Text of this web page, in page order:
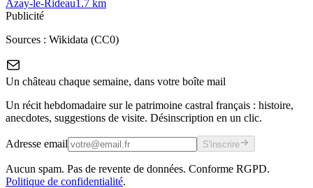
Azay-le-Rideau1.7 km
Publicité
Sources : Wikidata (CC0)
Un château chaque semaine, dans votre boîte mail
Un récit hebdomadaire sur le patrimoine castral français : histoire,
anecdotes, suggestions de visite. Désinscription en un clic.
Adresse email S'inscrire
Aucun spam. Pas de revente de données. Conforme RGPD.
Politique de confidentialité.